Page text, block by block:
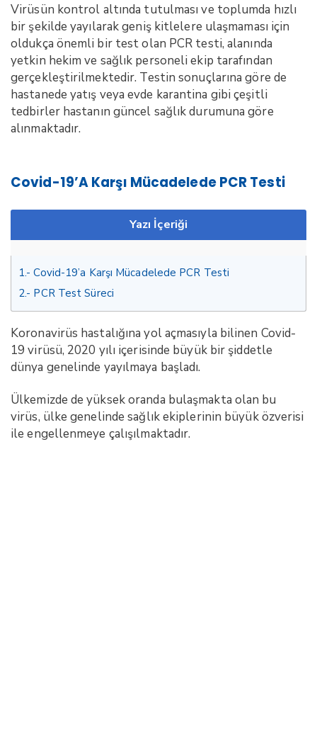
Virüsün kontrol altında tutulması ve toplumda hızlı
bir şekilde yayılarak geniş kitlelere ulaşmaması için
oldukça önemli bir test olan PCR testi, alanında
yetkin hekim ve sağlık personeli ekip tarafından
gerçekleştirilmektedir. Testin sonuçlarına göre de
hastanede yatış veya evde karantina gibi çeşitli
tedbirler hastanın güncel sağlık durumuna göre
alınmaktadır.
Covid-19’a Karşı Mücadelede PCR Testi
Yazı İçeriği
1. Covid-19’a Karşı Mücadelede PCR Testi
2. PCR Test Süreci
Koronavirüs hastalığına yol açmasıyla bilinen Covid-
19 virüsü, 2020 yılı içerisinde büyük bir şiddetle
dünya genelinde yayılmaya başladı.
Ülkemizde de yüksek oranda bulaşmakta olan bu
virüs, ülke genelinde sağlık ekiplerinin büyük özverisi
ile engellenmeye çalışılmaktadır.